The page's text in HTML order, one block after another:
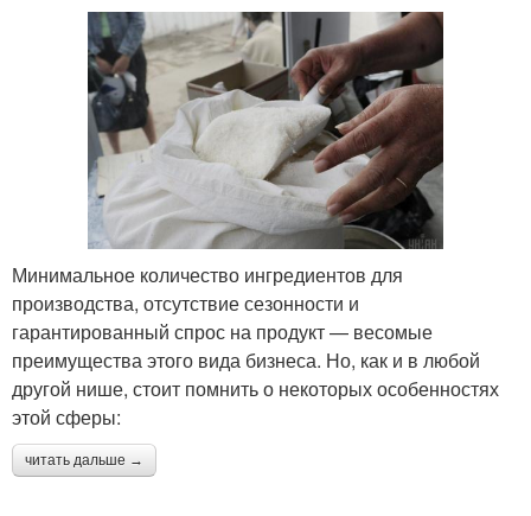
Минимальное количество ингредиентов для
производства, отсутствие сезонности и
гарантированный спрос на продукт — весомые
преимущества этого вида бизнеса. Но, как и в любой
другой нише, стоит помнить о некоторых особенностях
этой сферы:
читать дальше →